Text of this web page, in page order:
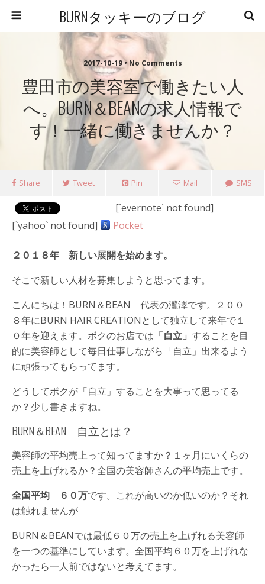
BURNタッキーのブログ
2017-10-19 • No Comments
豊田市の美容室で働きたい人
へ。BURN＆BEANの求人情報で
す！一緒に働きませんか？
Share Tweet Pin Mail SMS
[`evernote` not found]
[`yahoo` not found]
Pocket
２０１８年 新しい展開を始めます。
そこで新しい人材を募集しようと思ってます。
こんにちは！BURN＆BEAN 代表の瀧澤です。２００
８年にBURN HAIR CREATIONとして独立して来年で１
０年を迎えます。ボクのお店では 「自立」 することを目
的に美容師として毎日仕事しながら「自立」出来るよう
に頑張ってもらってます。
どうしてボクが「自立」することを大事って思ってる
か？少し書きますね。
BURN＆BEAN 自立とは？
美容師の平均売上って知ってますか？１ヶ月にいくらの
売上を上げれるか？全国の美容師さんの平均売上です。
全国平均 ６０万です。これが高いのか低いのか？それ
は触れませんが
BURN＆BEANでは最低６０万の売上を上げれる美容師
を一つの基準にしています。全国平均６０万を上げれな
かったら一人前ではないと考えてます。